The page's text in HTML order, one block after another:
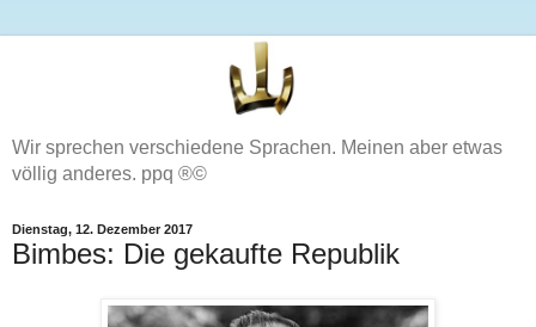
Wir sprechen verschiedene Sprachen. Meinen aber etwas
völlig anderes. ppq ®©
Dienstag, 12. Dezember 2017
Bimbes: Die gekaufte Republik